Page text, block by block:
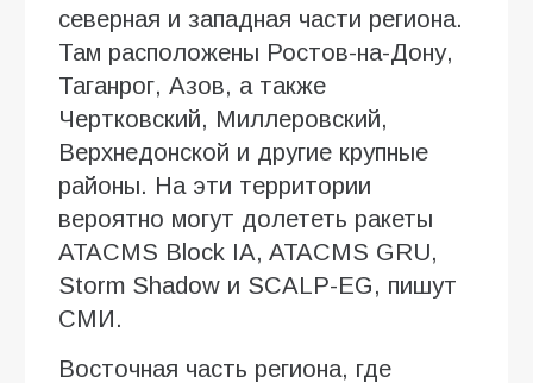
северная и западная части региона.
Там расположены Ростов-на-Дону,
Таганрог, Азов, а также
Чертковский, Миллеровский,
Верхнедонской и другие крупные
районы. На эти территории
вероятно могут долететь ракеты
ATACMS Block IA, ATACMS GRU,
Storm Shadow и SCALP-EG, пишут
СМИ.
Восточная часть региона, где